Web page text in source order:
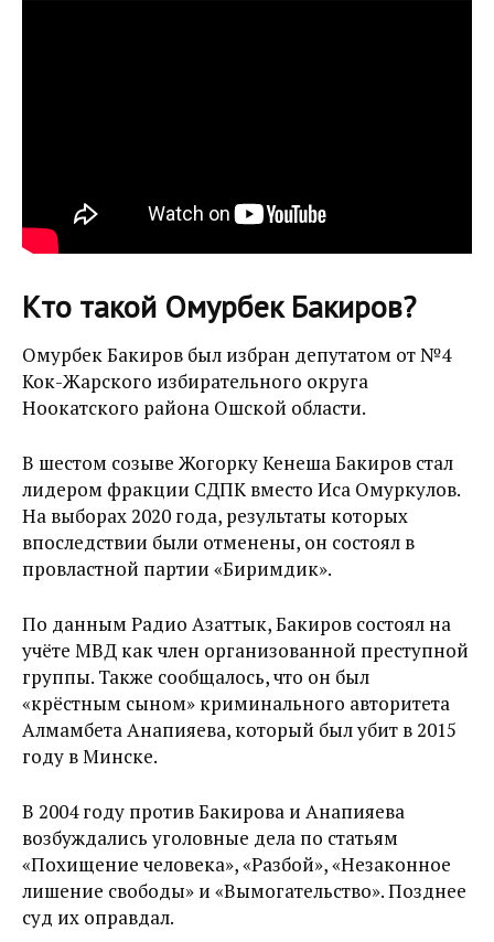
Кто такой Омурбек Бакиров?
Омурбек Бакиров был избран депутатом от №4
Кок-Жарского избирательного округа
Ноокатского района Ошской области.
В шестом созыве Жогорку Кенеша Бакиров стал
лидером фракции СДПК вместо Иса Омуркулов.
На выборах 2020 года, результаты которых
впоследствии были отменены, он состоял в
провластной партии «Биримдик».
По данным Радио Азаттык, Бакиров состоял на
учёте МВД как член организованной преступной
группы. Также сообщалось, что он был
«крёстным сыном» криминального авторитета
Алмамбета Анапияева, который был убит в 2015
году в Минске.
В 2004 году против Бакирова и Анапияева
возбуждались уголовные дела по статьям
«Похищение человека», «Разбой», «Незаконное
лишение свободы» и «Вымогательство». Позднее
суд их оправдал.